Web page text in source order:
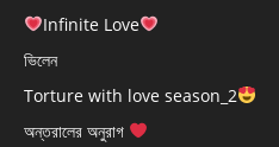
Infinite Love
ভিলেন
Torture with love season_2
অন্তরালের অনুরাগ